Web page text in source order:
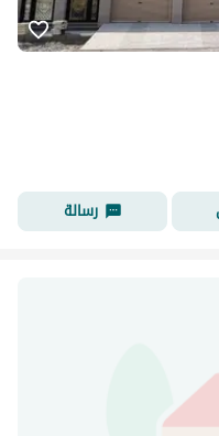
رسالة